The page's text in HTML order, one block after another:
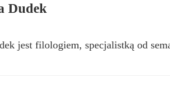
Dudek
jest filologiem, specjalistką od